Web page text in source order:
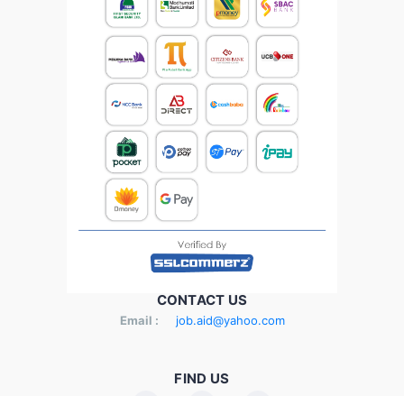
CONTACT US
Email : job.aid@yahoo.com
FIND US